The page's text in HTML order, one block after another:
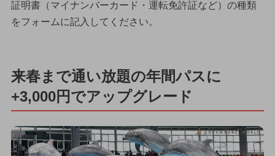
証明書（マイナンバーカード・運転免許証など）の種類
をフォームに記入してください。
来春まで通い放題の年間パスに
+3,000円でアップグレード